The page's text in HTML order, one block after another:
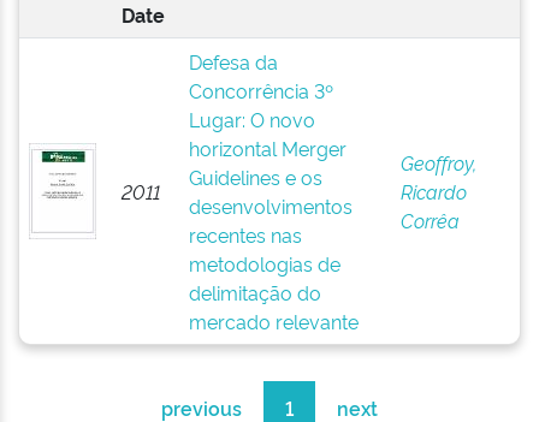
Date
2011
Defesa da
Concorrência 3º
Lugar: O novo
horizontal Merger
Guidelines e os
desenvolvimentos
recentes nas
metodologias de
delimitação do
mercado relevante
Geoffroy,
Ricardo
Corrêa
previous 1 next